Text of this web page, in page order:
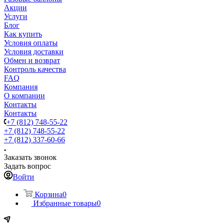
Акции
Услуги
Блог
Как купить
Условия оплаты
Условия доставки
Обмен и возврат
Контроль качества
FAQ
Компания
О компании
Контакты
Контакты
+7 (812) 748-55-22
+7 (812) 748-55-22
+7 (812) 337-60-66
Заказать звонок
Задать вопрос
Войти
Корзина0
Избранные товары0